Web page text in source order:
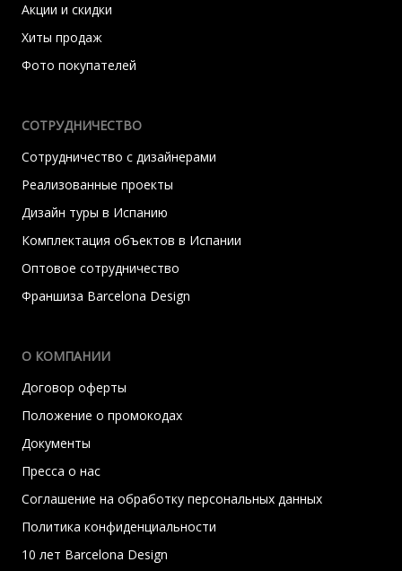
Акции и скидки
Хиты продаж
Фото покупателей
СОТРУДНИЧЕСТВО
Сотрудничество с дизайнерами
Реализованные проекты
Дизайн туры в Испанию
Комплектация объектов в Испании
Оптовое сотрудничество
Франшиза Barcelona Design
О КОМПАНИИ
Договор оферты
Положение о промокодах
Документы
Пресса о нас
Соглашение на обработку персональных данных
Политика конфиденциальности
10 лет Barcelona Design